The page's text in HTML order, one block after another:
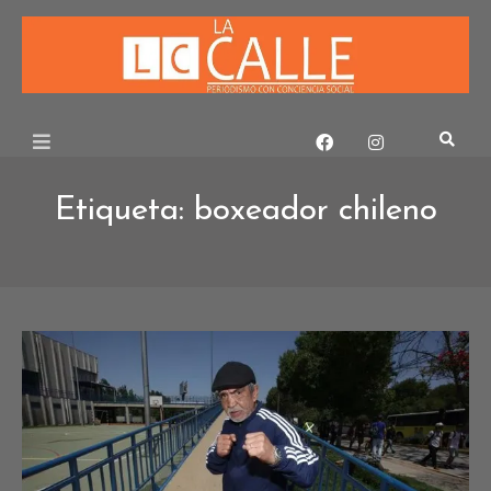
Skip
Etiqueta: boxeador chileno